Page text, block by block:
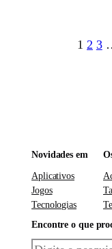
1 2 3
Novidades em
Aplicativos
Jogos
Tecnologias
Encontre o que